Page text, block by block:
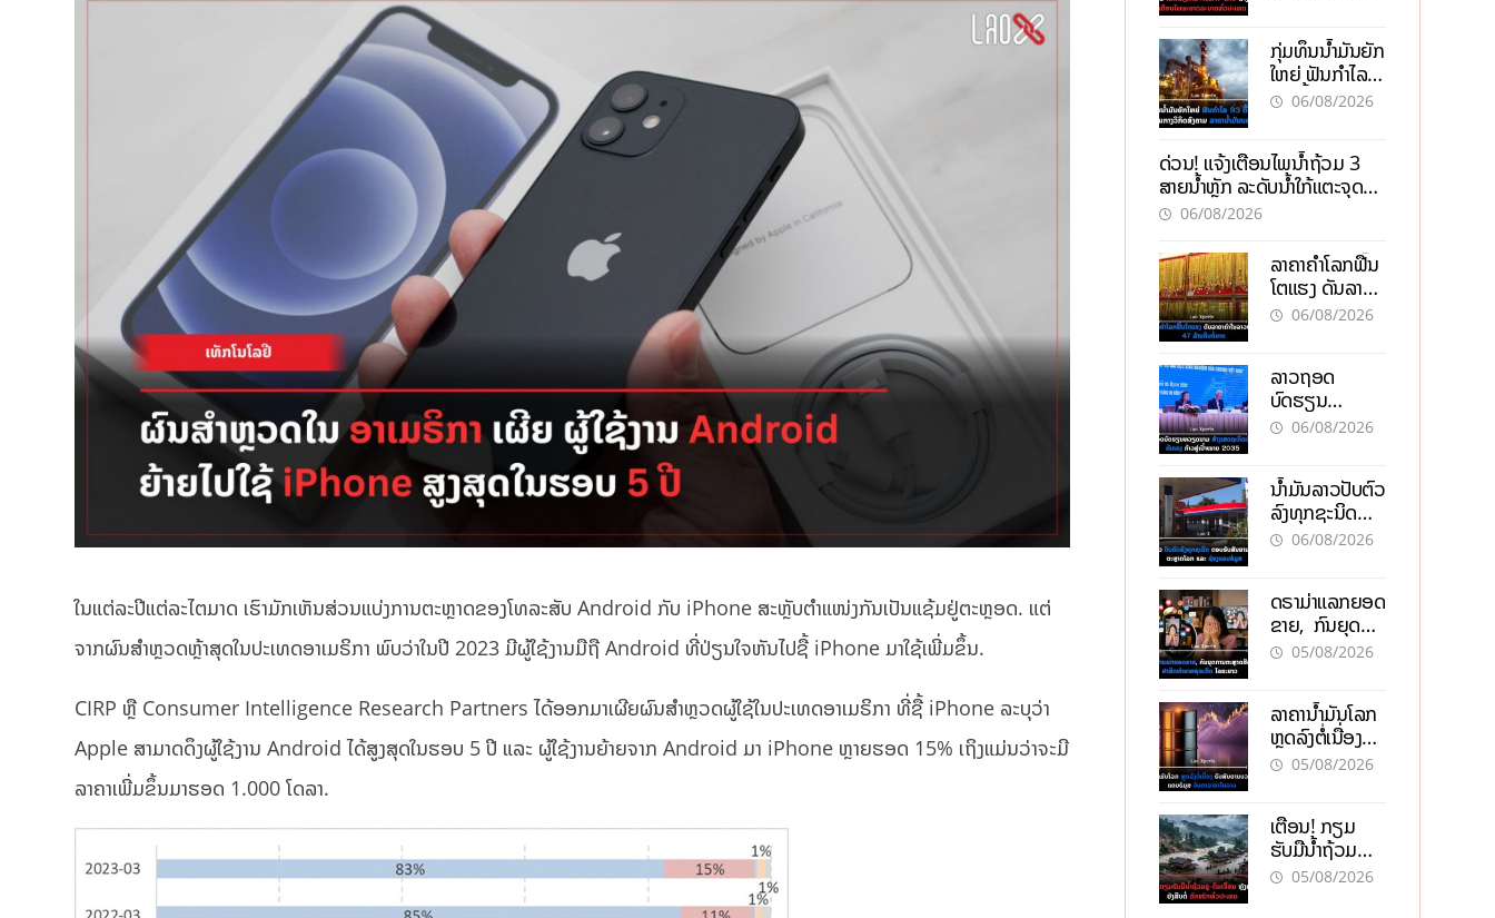
ໃນແຕ່ລະປີແຕ່ລະໄຕມາດ ເຮົາມັກເຫັນສ່ວນແບ່ງການຕະຫຼາດຂອງໂທລະສັບ Android ກັບ iPhone ສະຫຼັບຕຳແໜ່ງກັນເປັນແຊ້ມຢູ່ຕະຫຼອດ. ແຕ່
ຈາກຜົນສຳຫຼວດຫຼ້າສຸດໃນປະເທດອາເມຣິກາ ພົບວ່າໃນປີ 2023 ມີຜູ້ໃຊ້ງານມືຖື Android ທີ່ປ່ຽນໃຈຫັນໄປຊື້ iPhone ມາໃຊ້ເພີ່ມຂຶ້ນ.
CIRP ຫຼື Consumer Intelligence Research Partners ໄດ້ອອກມາເຜີຍຜົນສຳຫຼວດຜູ້ໃຊ້ໃນປະເທດອາເມຣິກາ ທີ່ຊື້ iPhone ລະບຸວ່າ
Apple ສາມາດດຶງຜູ້ໃຊ້ງານ Android ໄດ້ສູງສຸດໃນຮອບ 5 ປີ ແລະ ຜູ້ໃຊ້ງານຍ້າຍຈາກ Android ມາ iPhone ຫຼາຍຮອດ 15% ເຖິງແມ່ນວ່າຈະມີ
ລາຄາເພີ່ມຂຶ້ນມາຮອດ 1.000 ໂດລາ.
ລະບາດທົ່ວ
ປະເທດ
ກຸ່ມທຶນນ້ຳມັນຍັກ
ໃຫຍ່ ຟັນກຳໄລ
93 ຕື້ໂດລາ
ນໍ້າມັນແພງ
06/08/2026
ດ່ວນ! ແຈ້ງເຕືອນໄພນໍ້າຖ້ວມ 3
ສາຍນໍ້າຫຼັກ ລະດັບນໍ້າໃກ້ແຕະຈຸດ
ອັນຕະລາຍ
06/08/2026
ລາຄາຄຳໂລກຟື້ນ
ໂຕແຮງ ດັນລາຄາ
ຄຳໃນລາວທະລຸ
06/08/2026
ລາວຖອດ
ບົດຮຽນ
ຫວຽດນາມ ສ້າງ
ເປົ້າໝາຍ 2035
06/08/2026
ນໍ້າມັນລາວປັບຕົວ
ລົງທຸກຊະນິດ
ຕອບຮັບສັນຍານ
ແຄບຮໍມູສ
06/08/2026
ດຣາມ່າແລກຍອດ
ຂາຍ, ກົນຍຸດ
ການຕະຫຼາດສີ
ໄລຍະຍາວ
05/08/2026
ລາຄານ້ຳມັນໂລກ
ຫຼຸດລົງຕໍ່ເນື່ອງ
ຮັບສັນຍານບວກ
ລາວ
05/08/2026
ເຕືອນ! ກຽມ
ຮັບມືນໍ້າຖ້ວມ
ກະທັນຫັນ-ດິນ
05/08/2026